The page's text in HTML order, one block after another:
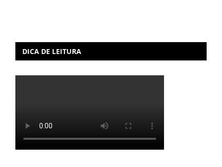
DICA DE LEITURA